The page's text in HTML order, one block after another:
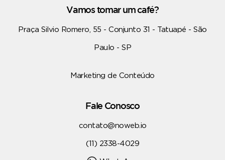
Vamos tomar um café?
Praça Silvio Romero, 55 - Conjunto 31 - Tatuapé - São
Paulo - SP
Marketing de Conteúdo
Fale Conosco
contato@noweb.io
(11) 2338-4029